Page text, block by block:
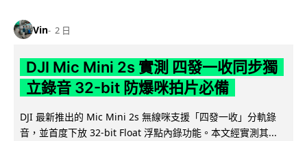
Vin 2 日
DJI Mic Mini 2s 實測 四發一收同步獨
立錄音 32-bit 防爆咪拍片必備
DJI 最新推出的 Mic Mini 2s 無線咪支援「四發一收」分軌錄
音，並首度下放 32-bit Float 浮點內錄功能。本文經實測其...